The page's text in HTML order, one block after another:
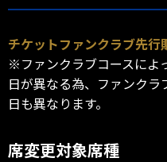
チケットファンクラブ先
※ファンクラブコースによ
日が異なる為、ファンク
日も異なります。
席変更対象席種